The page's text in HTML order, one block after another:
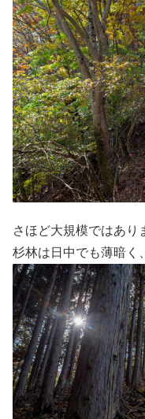
さほど大規模ではあり
杉林は日中でも薄暗く